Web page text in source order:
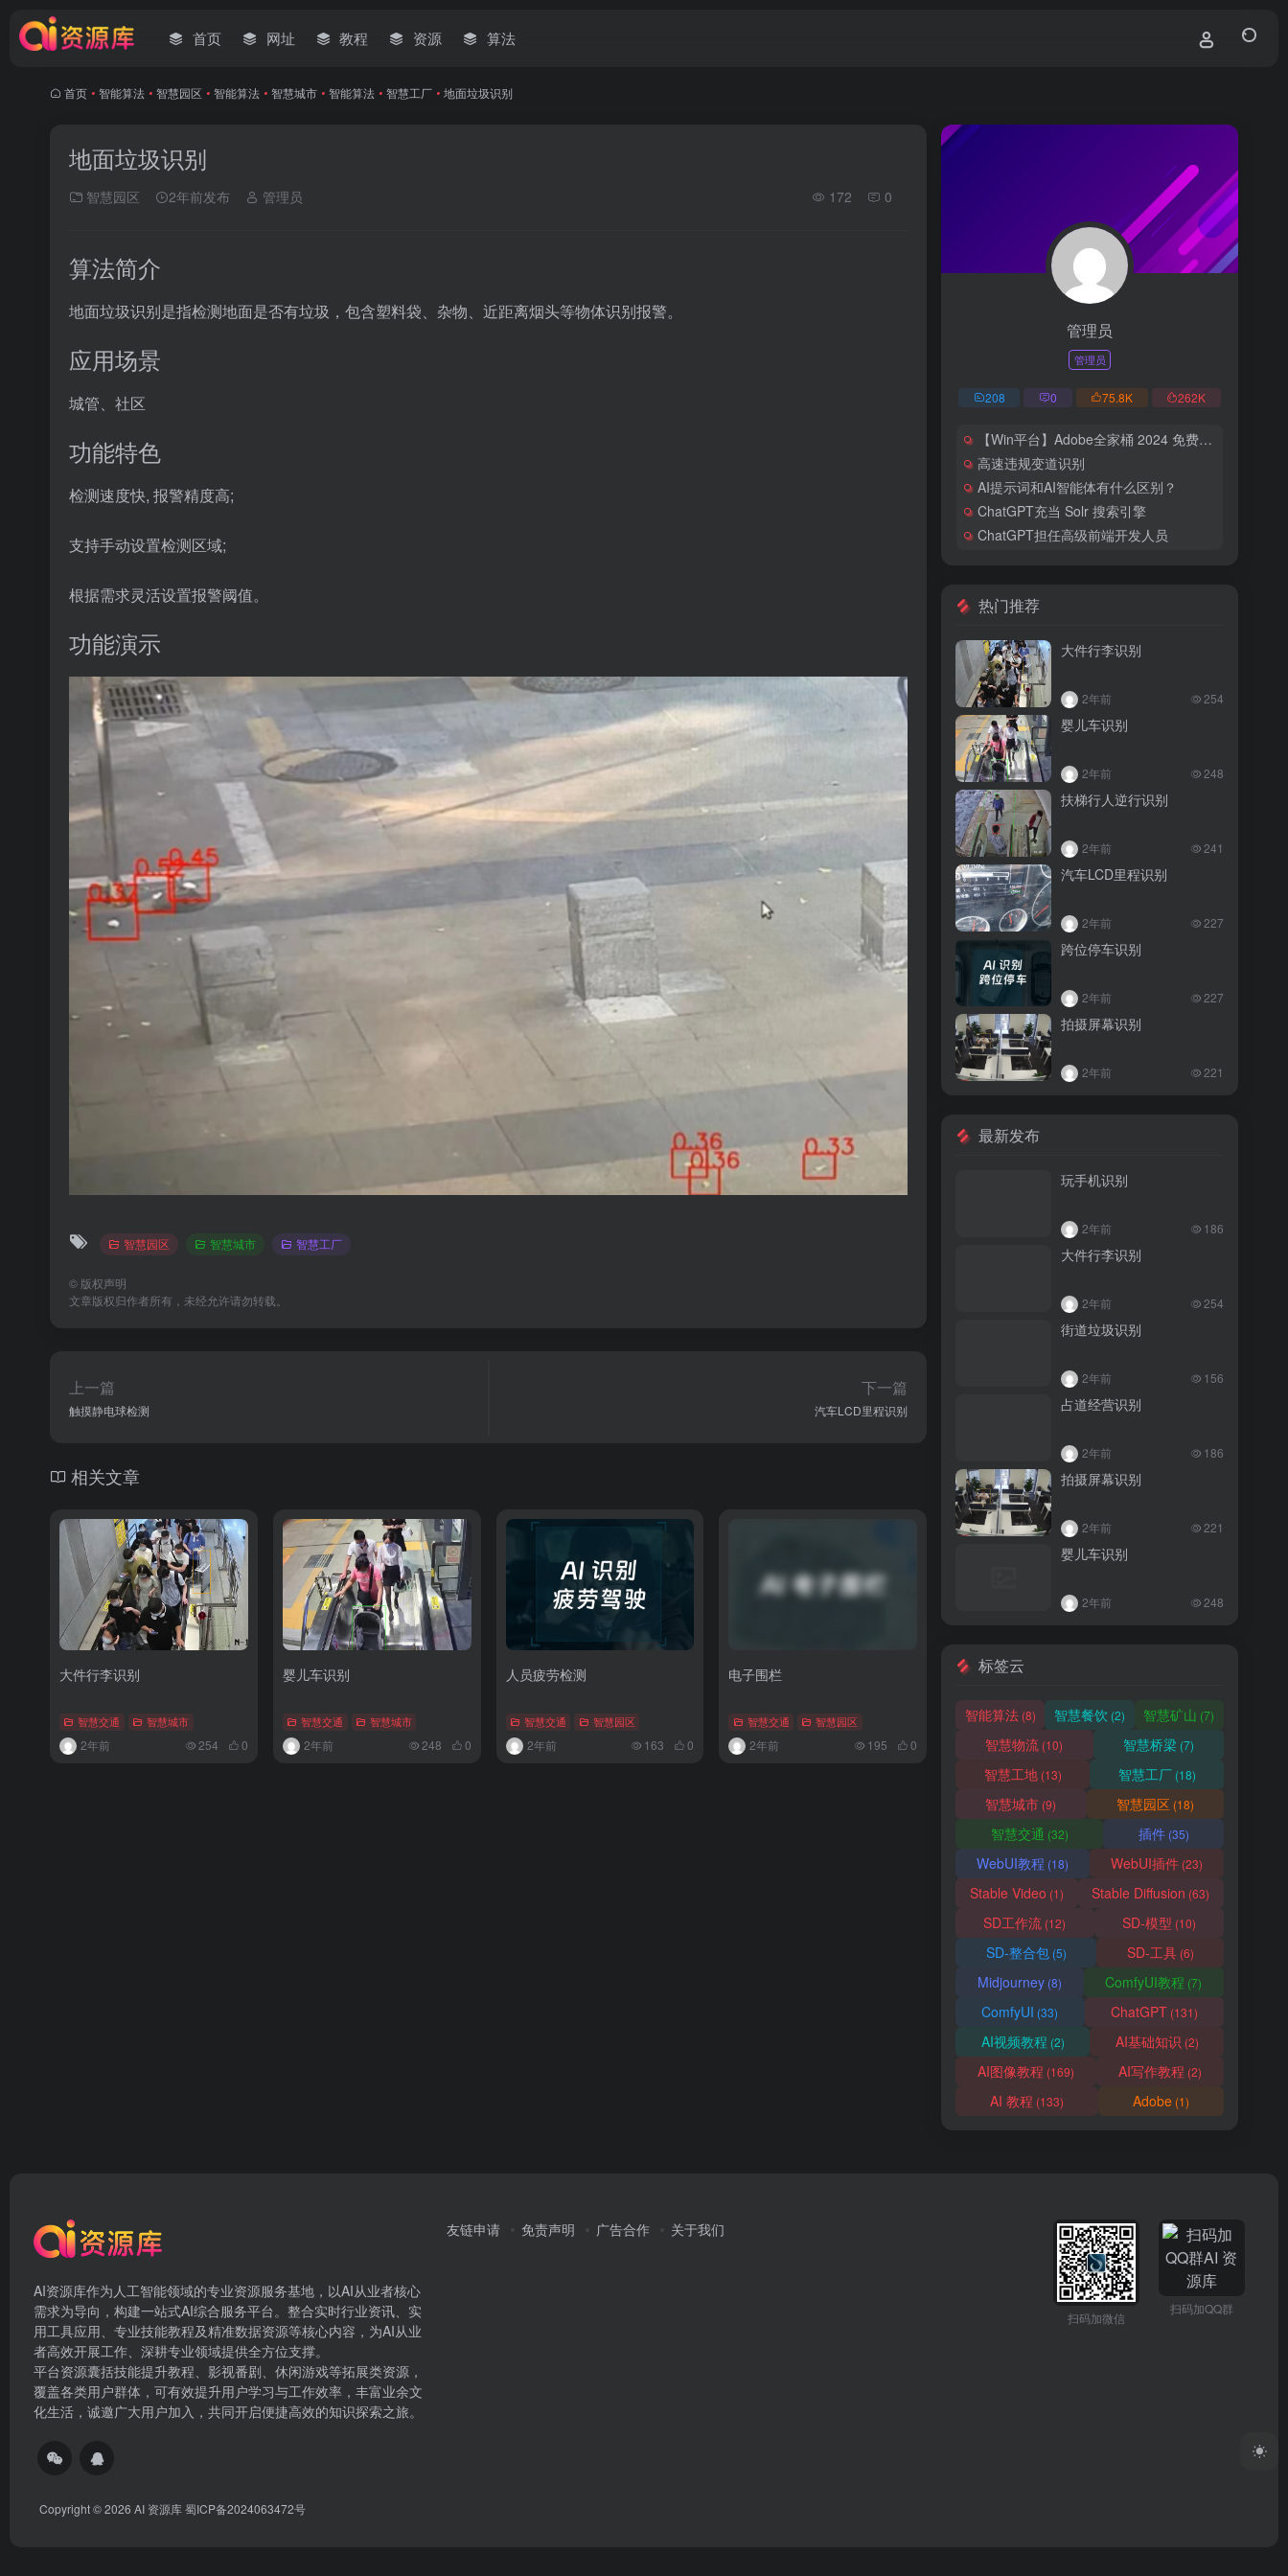
首页 网址 教程 资源 算法
首页 • 智能算法 • 智慧园区 • 智能算法 • 智慧城市 • 智能算法 • 智慧工厂 • 地面垃圾识别
地面垃圾识别
智慧园区 2年前发布 管理员 172 0
算法简介
地面垃圾识别是指检测地面是否有垃圾，包含塑料袋、杂物、近距离烟头等物体识别报警。
应用场景
城管、社区
功能特色
检测速度快, 报警精度高;
支持手动设置检测区域;
根据需求灵活设置报警阈值。
功能演示
智慧园区 智慧城市 智慧工厂
© 版权声明
文章版权归作者所有，未经允许请勿转载。
上一篇
触摸静电球检测
下一篇
汽车LCD里程识别
相关文章
大件行李识别
智慧交通 智慧城市
2年前 254 0
婴儿车识别
智慧交通 智慧城市
2年前 248 0
人员疲劳检测
智慧交通 智慧园区
2年前 163 0
电子围栏
智慧交通 智慧园区
2年前 195 0
管理员
管理员
208 0 75.8K 262K
【Win平台】Adobe全家桶 2024 免费破解激活 – AdobeGenP
高速违规变道识别
AI提示词和AI智能体有什么区别？
ChatGPT充当 Solr 搜索引擎
ChatGPT担任高级前端开发人员
热门推荐
大件行李识别
2年前 254
婴儿车识别
2年前 248
扶梯行人逆行识别
2年前 241
汽车LCD里程识别
2年前 227
跨位停车识别
2年前 227
拍摄屏幕识别
2年前 221
最新发布
玩手机识别
2年前 186
大件行李识别
2年前 254
街道垃圾识别
2年前 156
占道经营识别
2年前 186
拍摄屏幕识别
2年前 221
婴儿车识别
2年前 248
标签云
智能算法(8) 智慧餐饮(2) 智慧矿山 (7)
智慧物流 (10) 智慧桥梁 (7)
智慧工地(13) 智慧工厂(18)
智慧城市 (9) 智慧园区(18)
智慧交通 (32) 插件(35)
WebUI教程 (18) WebUI插件 (23)
Stable Video (1) Stable Diffusion (63)
SD工作流 (12) SD-模型 (10)
SD-整合包(5) SD-工具(6)
Midjourney(8) ComfyUI教程 (7)
ComfyUI (33) ChatGPT(131)
AI视频教程 (2) AI基础知识 (2)
AI图像教程 (169) AI写作教程 (2)
AI 教程 (133) Adobe (1)
AI资源库作为人工智能领域的专业资源服务基地，以AI从业者核心
需求为导向，构建一站式AI综合服务平台。整合实时行业资讯、实
用工具应用、专业技能教程及精准数据资源等核心内容，为AI从业
者高效开展工作、深耕专业领域提供全方位支撑。
平台资源囊括技能提升教程、影视番剧、休闲游戏等拓展类资源，
覆盖各类用户群体，可有效提升用户学习与工作效率，丰富业余文
化生活，诚邀广大用户加入，共同开启便捷高效的知识探索之旅。
友链申请 免责声明 广告合作 关于我们
扫码加微信
扫码加QQ群
Copyright © 2026 AI 资源库蜀ICP备2024063472号